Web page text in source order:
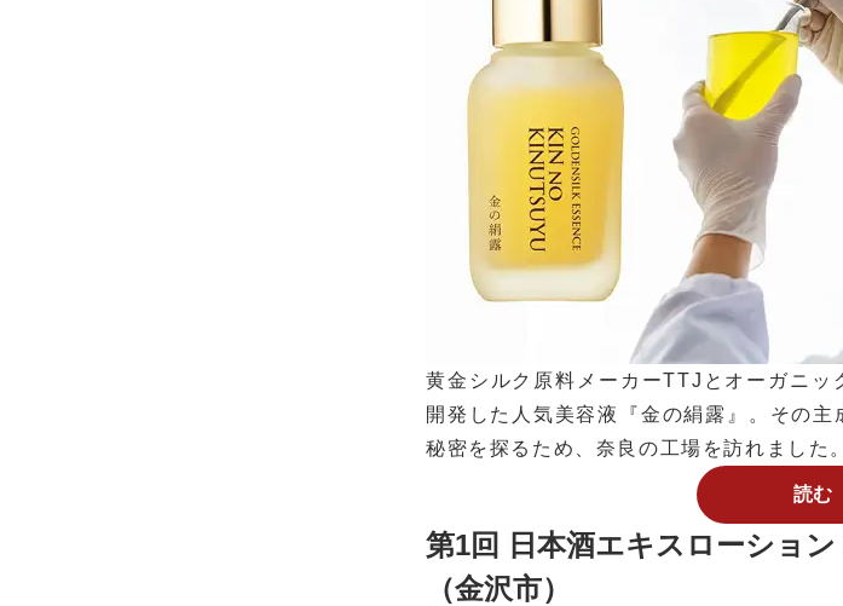
黄金シルク原料メーカーTTJとオーガニッ
開発した人気美容液『金の絹露』。その
秘密を探るため、奈良の工場を訪れました。
読む
第1回 日本酒エキスローション
（金沢市）